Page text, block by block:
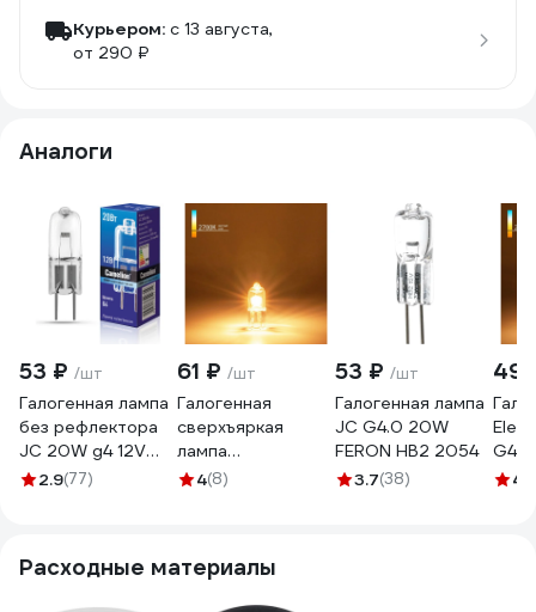
Курьером: c 13 августа,
от 290 ₽
Аналоги
53 ₽ /шт
Галогенная лампа
без рефлектора
JC 20W g4 12V
Camelion 1955
2.9(77)
61 ₽ /шт
Галогенная
сверхъяркая
лампа
Elektrostandard
4(8)
53 ₽ /шт
Галогенная лампа
JC G4.0 20W
FERON HB2 2054
3.7(38)
49
G4
4.5
Расходные материалы